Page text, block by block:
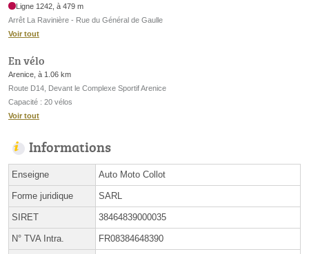
Ligne 1242, à 479 m
Arrêt La Ravinière - Rue du Général de Gaulle
Voir tout
En vélo
Arenice, à 1.06 km
Route D14, Devant le Complexe Sportif Arenice
Capacité : 20 vélos
Voir tout
Informations
Enseigne Auto Moto Collot
Forme juridique SARL
SIRET 38464839000035
N° TVA Intra. FR08384648390